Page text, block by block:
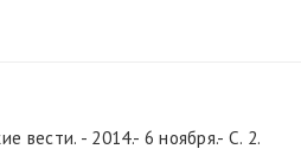
вести. - 2014.- 6 ноября.- С. 2.